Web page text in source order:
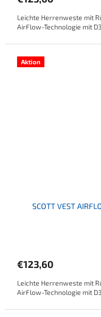
Leichte Herrenweste mit
AirFlow-Technologie mit
Aktion
SCOTT VEST
€123,60
Leichte Herrenweste mit
AirFlow-Technologie mit